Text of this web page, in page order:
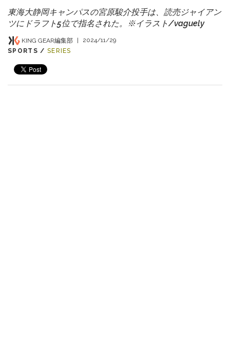
東海大静岡キャンパスの宮原駿介投手は、読売ジャイアン
ツにドラフト5位で指名された。※イラスト/vaguely
KING GEAR編集部 |
2024/11/29
SPORTS / SERIES